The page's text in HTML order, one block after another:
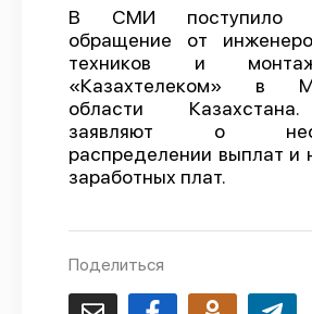
Политика
В СМИ поступило
обращение от
техников и
«Казахтелеком» в
области
заявляют о
распределении выплат и
заработных плат.
Поделиться